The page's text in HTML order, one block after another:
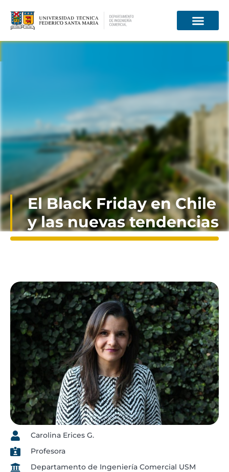
El Black Friday en Chile
y las nuevas tendencias
Carolina Erices G.
Profesora
Departamento de Ingeniería Comercial USM